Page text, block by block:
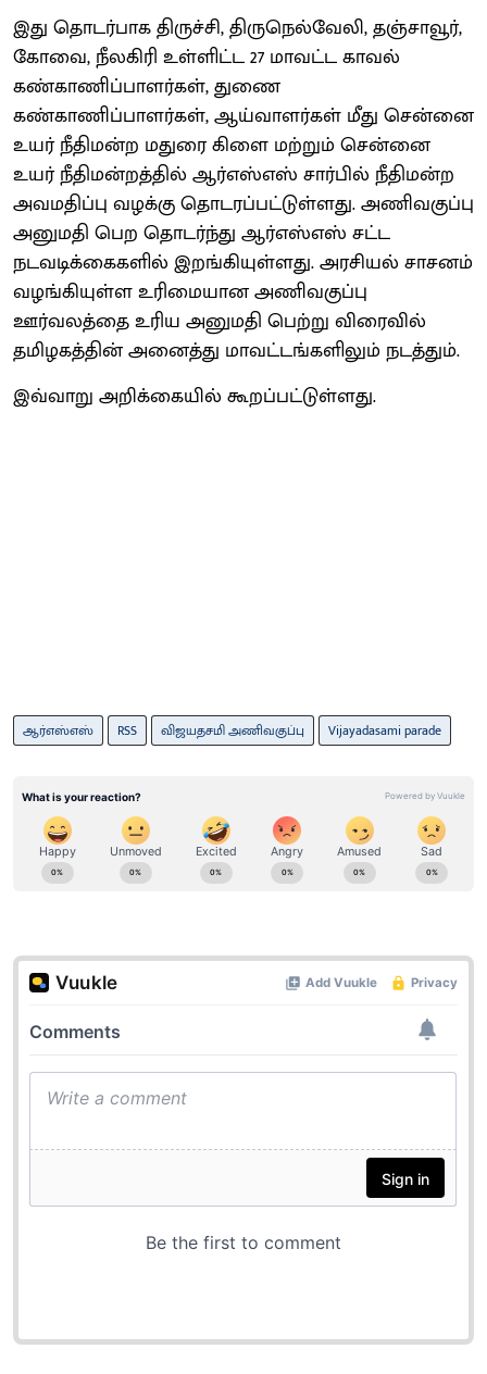
இது தொடர்பாக திருச்சி, திருநெல்வேலி, தஞ்சாவூர்,
கோவை, நீலகிரி உள்ளிட்ட 27 மாவட்ட காவல்
கண்காணிப்பாளர்கள், துணை
கண்காணிப்பாளர்கள், ஆய்வாளர்கள் மீது சென்னை
உயர் நீதிமன்ற மதுரை கிளை மற்றும் சென்னை
உயர் நீதிமன்றத்தில் ஆர்எஸ்எஸ் சார்பில் நீதிமன்ற
அவமதிப்பு வழக்கு தொடரப்பட்டுள்ளது. அணிவகுப்பு
அனுமதி பெற தொடர்ந்து ஆர்எஸ்எஸ் சட்ட
நடவடிக்கைகளில் இறங்கியுள்ளது. அரசியல் சாசனம்
வழங்கியுள்ள உரிமையான அணிவகுப்பு
ஊர்வலத்தை உரிய அனுமதி பெற்று விரைவில்
தமிழகத்தின் அனைத்து மாவட்டங்களிலும் நடத்தும்.
இவ்வாறு அறிக்கையில் கூறப்பட்டுள்ளது.
ஆர்எஸ்எஸ் RSS விஜயதசமி அணிவகுப்பு Vijayadasami parade